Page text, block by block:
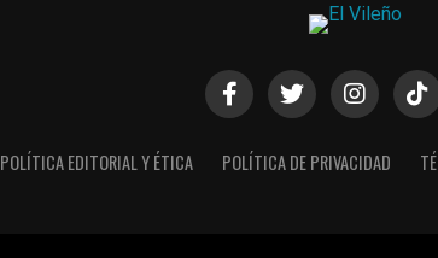
POLÍTICA EDITORIAL Y ÉTICA POLÍTICA DE PRIVACIDAD